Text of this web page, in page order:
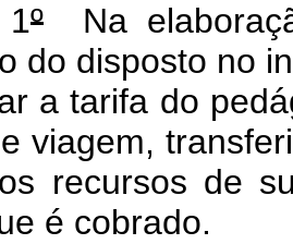
º Na
do disposto no
a tarifa do
viagem,
recursos de
é cobrado.